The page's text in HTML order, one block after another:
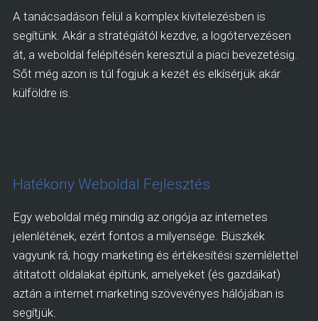
A tanácsadáson felül a komplex kivitelezésben is
segítünk. Akár a stratégiától kezdve, a logótervezésen
át, a weboldal felépítésén keresztül a piaci bevezetésig.
Sőt még azon is túl fogjuk a kezét és elkísérjük akár
külföldre is.
Hatékony Weboldal Fejlesztés
Egy weboldal még mindig az origója az internetes
jelenlétének, ezért fontos a milyensége. Büszkék
vagyunk rá, hogy marketing és értékesítési szemlélettel
átitatott oldalakat építünk, amelyeket (és gazdáikat)
aztán a internet marketing szövevényes hálójában is
segítjük.